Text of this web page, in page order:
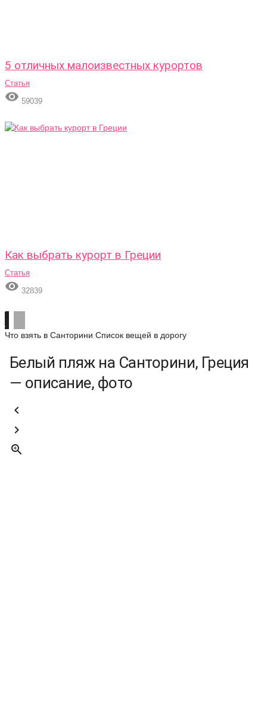
5 отличных малоизвестных курортов
Статья
 59039
Как выбрать курорт в Греции
Статья
 32839
Что взять в Санторини Список вещей в дорогу
Белый пляж на Санторини, Греция
— описание, фото


